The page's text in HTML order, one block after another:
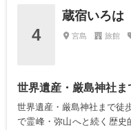
4
蔵宿いろは
宮島 旅館
世界遺産・厳島神社
世界遺産・厳島神社まで徒
で霊峰・弥山へと続く歴史